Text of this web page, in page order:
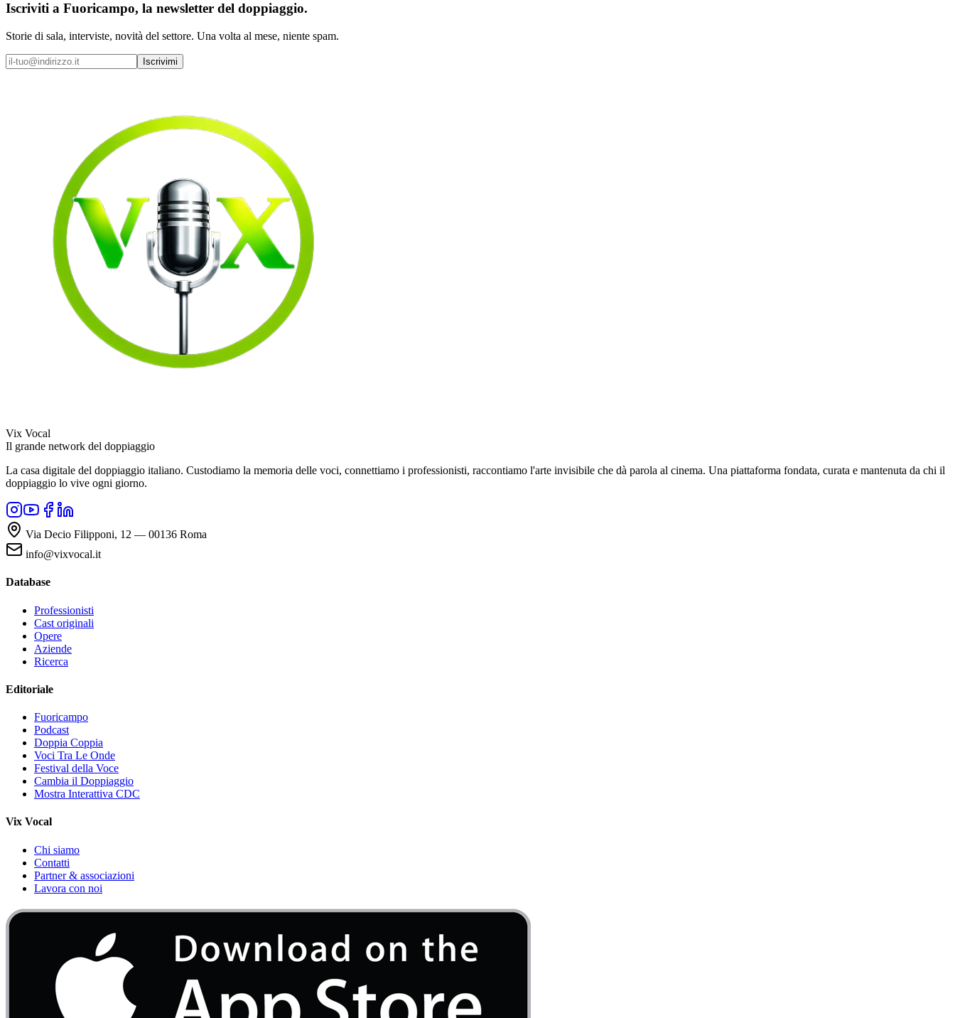
Iscriviti a Fuoricampo, la newsletter del doppiaggio.
Storie di sala, interviste, novità del settore. Una volta al mese, niente spam.
Iscrivimi
Vix Vocal
Il grande network del doppiaggio
La casa digitale del doppiaggio italiano. Custodiamo la memoria delle voci, connettiamo i professionisti, raccontiamo l'arte invisibile che dà parola al cinema. Una piattaforma fondata, curata e mantenuta da chi il
doppiaggio lo vive ogni giorno.
Via Decio Filipponi, 12 — 00136 Roma
info@vixvocal.it
Database
Professionisti
Cast originali
Opere
Aziende
Ricerca
Editoriale
Fuoricampo
Podcast
Doppia Coppia
Voci Tra Le Onde
Festival della Voce
Cambia il Doppiaggio
Mostra Interattiva CDC
Vix Vocal
Chi siamo
Contatti
Partner & associazioni
Lavora con noi